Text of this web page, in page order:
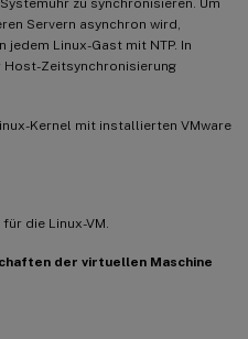
Servern asynchron wird,
jedem Linux-Gast mit NTP. In
Host-Zeitsynchronisierung
Kernel mit installierten VMware
die Linux-VM.
der virtuellen Maschine